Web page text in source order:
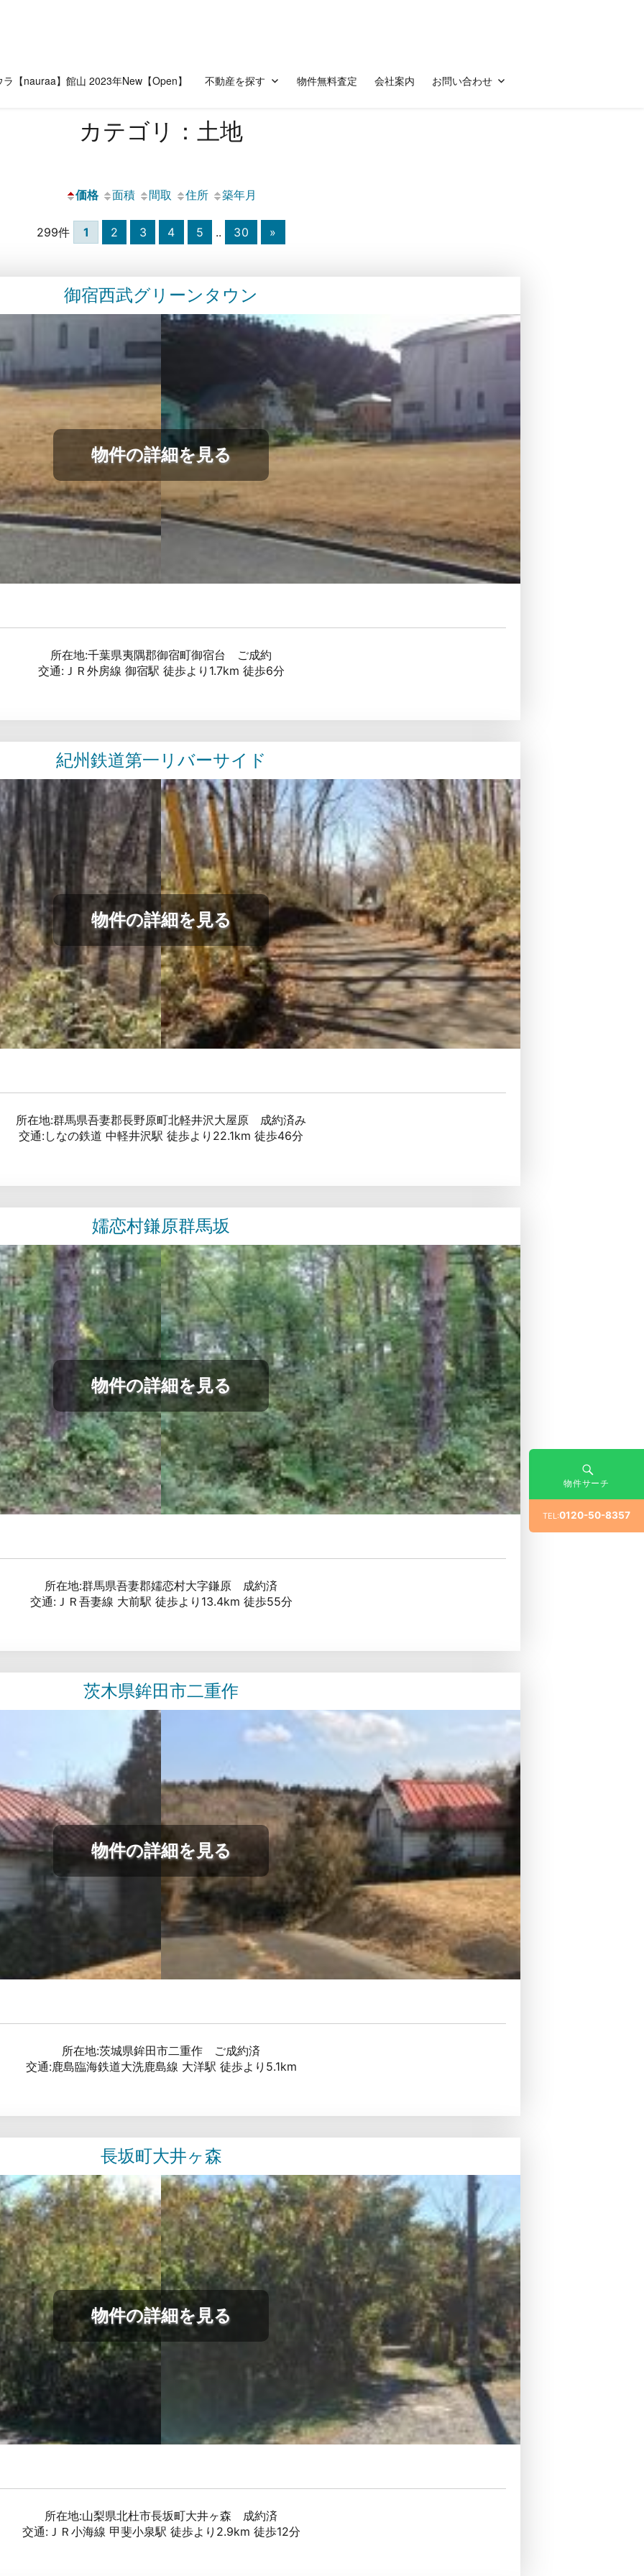
ラ【nauraa】館山 2023年New【Open】 不動産を探す 物件無料査定 会社案内 お問い合わせ
カテゴリ：土地
価格 面積 間取 住所 築年月
299件 1 2 3 4 5 .. 30 »
御宿西武グリーンタウン
物件の詳細を見る
所在地:千葉県夷隅郡御宿町御宿台 ご成約
交通:ＪＲ外房線 御宿駅 徒歩より1.7km 徒歩6分
紀州鉄道第一リバーサイド
物件の詳細を見る
所在地:群馬県吾妻郡長野原町北軽井沢大屋原 成約済み
交通:しなの鉄道 中軽井沢駅 徒歩より22.1km 徒歩46分
嬬恋村鎌原群馬坂
物件の詳細を見る
所在地:群馬県吾妻郡嬬恋村大字鎌原 成約済
交通:ＪＲ吾妻線 大前駅 徒歩より13.4km 徒歩55分
茨木県鉾田市二重作
物件の詳細を見る
所在地:茨城県鉾田市二重作 ご成約済
交通:鹿島臨海鉄道大洗鹿島線 大洋駅 徒歩より5.1km
長坂町大井ヶ森
物件の詳細を見る
所在地:山梨県北杜市長坂町大井ヶ森 成約済
交通:ＪＲ小海線 甲斐小泉駅 徒歩より2.9km 徒歩12分
物件サーチ
TEL:0120-50-8357